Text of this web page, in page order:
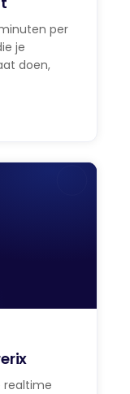
per
je
doen,
realtime